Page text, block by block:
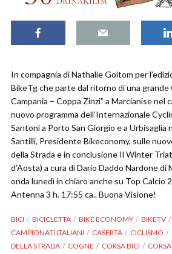
In compagnia di Nathalie Goitom per
BikeTg che parte dal ritorno di una grande
Campania – Coppa Zinzi” a Marcianise nel
nuovo programma dell’Internazionale
Santoni a Porto San Giorgio e a Urbisaglia
Santilli, Presidente Bikeconomy, sulle
della Strada e in conclusione Il Winter
d’Aosta) a cura di Dario Daddo Nardone
onda lunedì in chiaro anche su Top Calcio
Antenna 3 h. 17:55 ca.. Buona Visione!
BICI BICICLETTA BIKE ECONOMY BIKETV
CAMPIONATI ITALIANI
CASERTA CICLISMO
DELLA STRADA
COGNE CORSA BICI